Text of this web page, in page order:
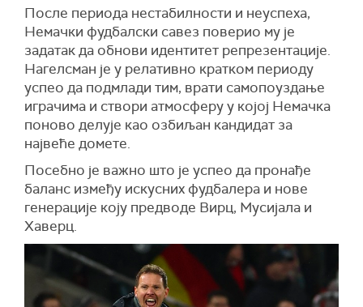
После периода нестабилности и неуспеха,
Немачки фудбалски савез поверио му је
задатак да обнови идентитет репрезентације.
Нагелсман је у релативно кратком периоду
успео да подмлади тим, врати самопоуздање
играчима и створи атмосферу у којој Немачка
поново делује као озбиљан кандидат за
највеће домете.
Посебно је важно што је успео да пронађе
баланс између искусних фудбалера и нове
генерације коју предводе Вирц, Мусијала и
Хаверц.